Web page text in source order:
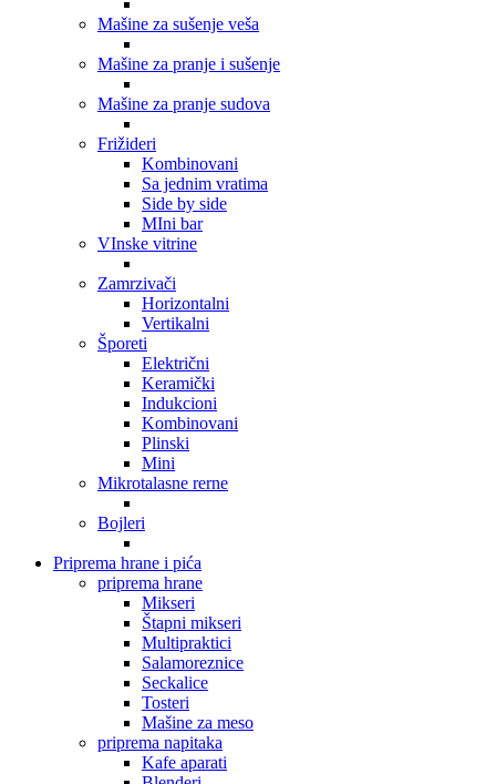
Mašine za sušenje veša
Mašine za pranje i sušenje
Mašine za pranje sudova
Frižideri
Kombinovani
Sa jednim vratima
Side by side
MIni bar
VInske vitrine
Zamrzivači
Horizontalni
Vertikalni
Šporeti
Električni
Keramički
Indukcioni
Kombinovani
Plinski
Mini
Mikrotalasne rerne
Bojleri
Priprema hrane i pića
priprema hrane
Mikseri
Štapni mikseri
Multipraktici
Salamoreznice
Seckalice
Tosteri
Mašine za meso
priprema napitaka
Kafe aparati